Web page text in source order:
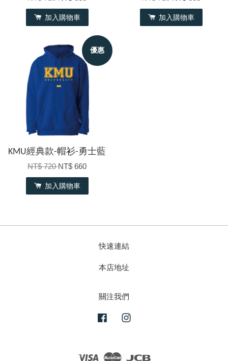
加入購物車 加入購物車
優惠
KMU經典款-帽衫-勇士藍
NT$ 720NT$ 660
加入購物車
快速連結
本店地址
關注我們
Facebook
Visa Master